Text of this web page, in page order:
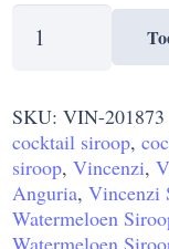
Anguria
Siroop
700ml
aantal
SKU:VIN-201873
cocktail siroop,
siroop,Vincenzi,
Anguria,Vincenzi
Watermeloen
Watermeloen